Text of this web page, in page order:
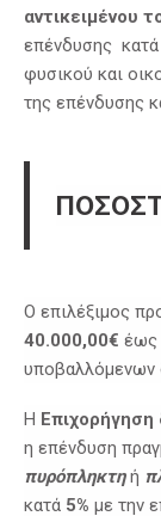
αντικειμένου
επένδυσης κατά
φυσικού και
της επένδυσης
Ο επιλέξιμος
40.000,00€ έως
υποβαλλόμενων
Η Επιχορήγηση
η επένδυση
πυρόπληκτηή
κατά 5% με την